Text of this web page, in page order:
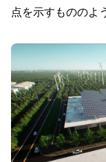
点を示すもののよ